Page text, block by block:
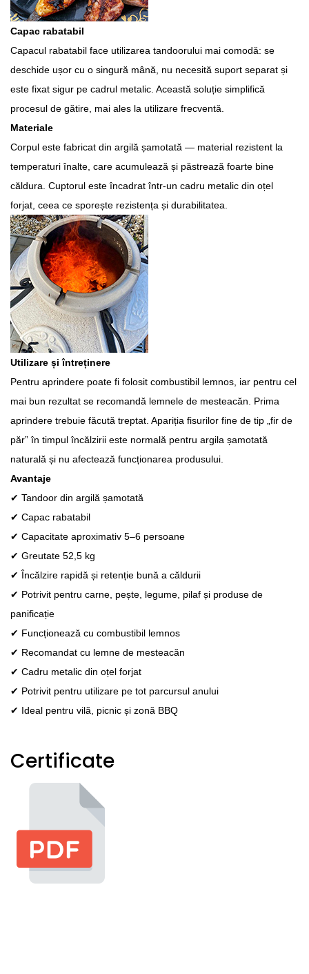
Capac rabatabil
Capacul rabatabil face utilizarea tandoorului mai comodă: se
deschide ușor cu o singură mână, nu necesită suport separat și
este fixat sigur pe cadrul metalic. Această soluție simplifică
procesul de gătire, mai ales la utilizare frecventă.
Materiale
Corpul este fabricat din argilă șamotată — material rezistent la
temperaturi înalte, care acumulează și păstrează foarte bine
căldura. Cuptorul este încadrat într-un cadru metalic din oțel
forjat, ceea ce sporește rezistența și durabilitatea.
Utilizare și întreținere
Pentru aprindere poate fi folosit combustibil lemnos, iar pentru cel
mai bun rezultat se recomandă lemnele de mesteacăn. Prima
aprindere trebuie făcută treptat. Apariția fisurilor fine de tip „fir de
păr” în timpul încălzirii este normală pentru argila șamotată
naturală și nu afectează funcționarea produsului.
Avantaje
✔ Tandoor din argilă șamotată
✔ Capac rabatabil
✔ Capacitate aproximativ 5–6 persoane
✔ Greutate 52,5 kg
✔ Încălzire rapidă și retenție bună a căldurii
✔ Potrivit pentru carne, pește, legume, pilaf și produse de
panificație
✔ Funcționează cu combustibil lemnos
✔ Recomandat cu lemne de mesteacăn
✔ Cadru metalic din oțel forjat
✔ Potrivit pentru utilizare pe tot parcursul anului
✔ Ideal pentru vilă, picnic și zonă BBQ
Certificate